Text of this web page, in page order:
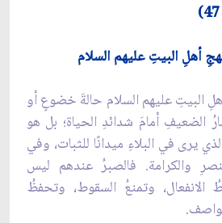
أهلِ البيتِ عليهم السلام
البيتِ عليهم السلام حالةَ خضوعٍ أو
الضعيفِ أمامَ شدائدِ الحياة؛ بل هو
يرى في البلاءِ ميدانًا للثبات، وفي
والكرامة. فالصبرُ عندهم ليس
وتمنعُ السقوط، وتحفظُ